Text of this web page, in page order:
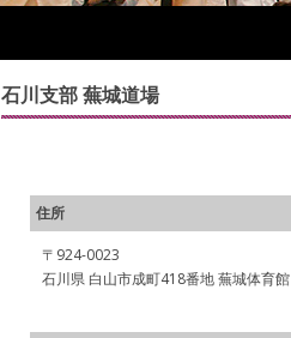
石川支部 蕪城道場
住所
〒924-0023
石川県 白山市成町418番地 蕪城体育館